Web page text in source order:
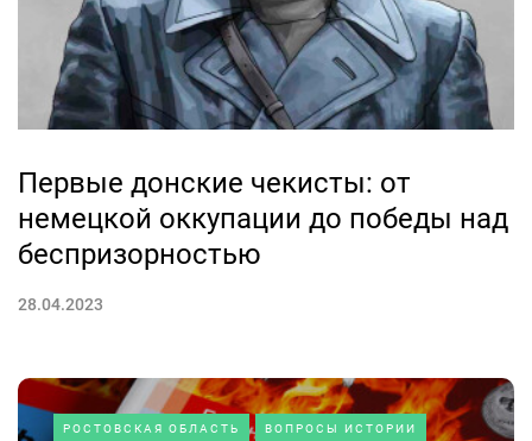
Первые донские чекисты: от
немецкой оккупации до победы над
беспризорностью
28.04.2023
РОСТОВСКАЯ ОБЛАСТЬ ВОПРОСЫ ИСТОРИИ